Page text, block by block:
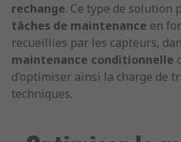
rechange. Ce type de solution
tâches de maintenance en
recueillies par les capteurs,
maintenance conditionnelle
d'optimiser ainsi la charge de
techniques.